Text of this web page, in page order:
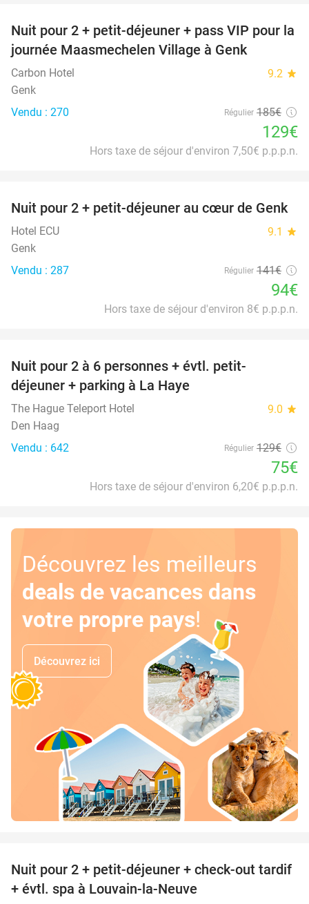
30%
Nuit pour 2 + petit-déjeuner + pass VIP pour la
journée Maasmechelen Village à Genk
Carbon Hotel 9.2 star
Genk
Vendu : 270
Régulier 185€
129€
Hors taxe de séjour d'environ 7,50€ p.p.p.n.
33%
Nuit pour 2 + petit-déjeuner au cœur de Genk
Hotel ECU 9.1 star
Genk
Vendu : 287
Régulier 141€
94€
Hors taxe de séjour d'environ 8€ p.p.p.n.
Nuit pour 2 à 6 personnes + évtl. petit-
déjeuner + parking à La Haye
The Hague Teleport Hotel 9.0 star
Den Haag
Vendu : 642
Régulier 129€
75€
Hors taxe de séjour d'environ 6,20€ p.p.p.n.
Découvrez les meilleurs
deals de vacances dans
votre propre pays!
Découvrez ici
42%
Nuit pour 2 + petit-déjeuner + check-out tardif
+ évtl. spa à Louvain-la-Neuve